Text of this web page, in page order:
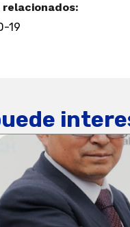
relacionados:
19